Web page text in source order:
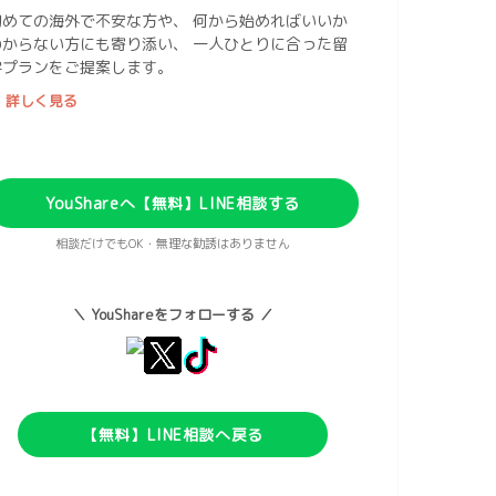
ての海外で不安な方や、 何から始めればいいか
らない方にも寄り添い、 一人ひとりに合った留
ランをご提案します。
しく見る
YouShareへ【無料】LINE相談する
相談だけでもOK・無理な勧誘はありません
＼ YouShareをフォローする ／
【無料】LINE相談へ戻る